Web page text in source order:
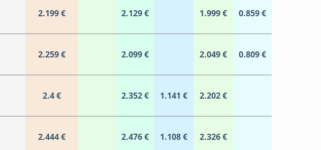
2.199 € 2.129 € 1.999 € 0.859 €
2.259 € 2.099 € 2.049 € 0.809 €
2.4 € 2.352 € 1.141 € 2.202 €
2.444 € 2.476 € 1.108 € 2.326 €